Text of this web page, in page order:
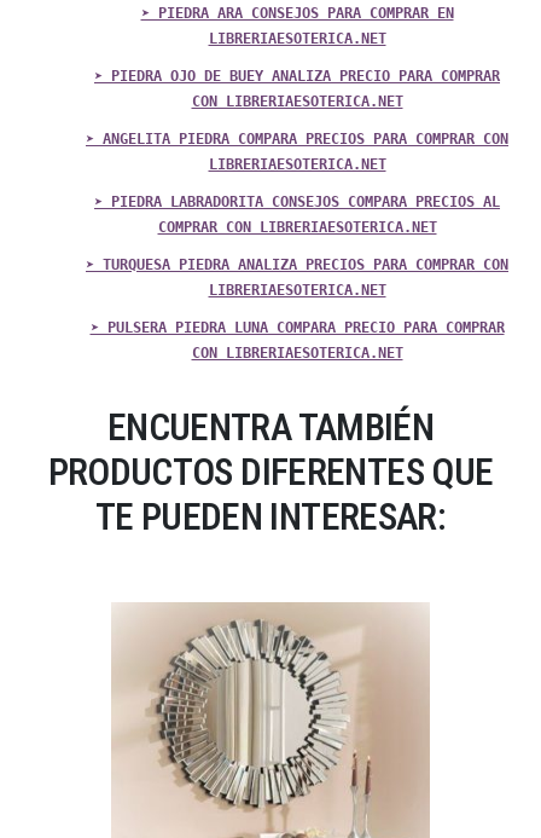
➤ PIEDRA ARA CONSEJOS PARA COMPRAR EN
LIBRERIAESOTERICA.NET
➤ PIEDRA OJO DE BUEY ANALIZA PRECIO PARA COMPRAR
CON LIBRERIAESOTERICA.NET
➤ ANGELITA PIEDRA COMPARA PRECIOS PARA COMPRAR CON
LIBRERIAESOTERICA.NET
➤ PIEDRA LABRADORITA CONSEJOS COMPARA PRECIOS AL
COMPRAR CON LIBRERIAESOTERICA.NET
➤ TURQUESA PIEDRA ANALIZA PRECIOS PARA COMPRAR CON
LIBRERIAESOTERICA.NET
➤ PULSERA PIEDRA LUNA COMPARA PRECIO PARA COMPRAR
CON LIBRERIAESOTERICA.NET
ENCUENTRA TAMBIÉN
PRODUCTOS DIFERENTES QUE
TE PUEDEN INTERESAR: